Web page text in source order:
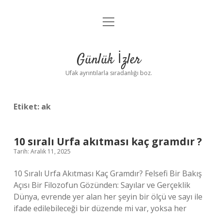
Anasayfa
Yasal Uyarı
menüyü
Günlük İzler
Ufak ayrıntılarla sıradanlığı boz.
Etiket: ak
10 sıralı Urfa akıtması kaç gramdır ?
Tarih: Aralık 11, 2025
10 Sıralı Urfa Akıtması Kaç Gramdır? Felsefi Bir Bakış
Açısı Bir Filozofun Gözünden: Sayılar ve Gerçeklik
Dünya, evrende yer alan her şeyin bir ölçü ve sayı ile
ifade edilebileceği bir düzende mi var, yoksa her